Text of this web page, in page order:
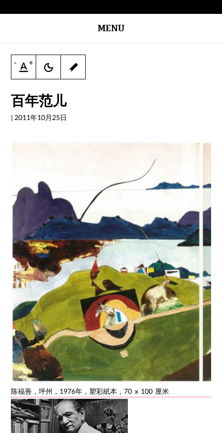
MENU
- +
百年范儿
| 2011年10月25日
陈福善，坪州，1976年，塑彩紙本，70 x 100 厘米